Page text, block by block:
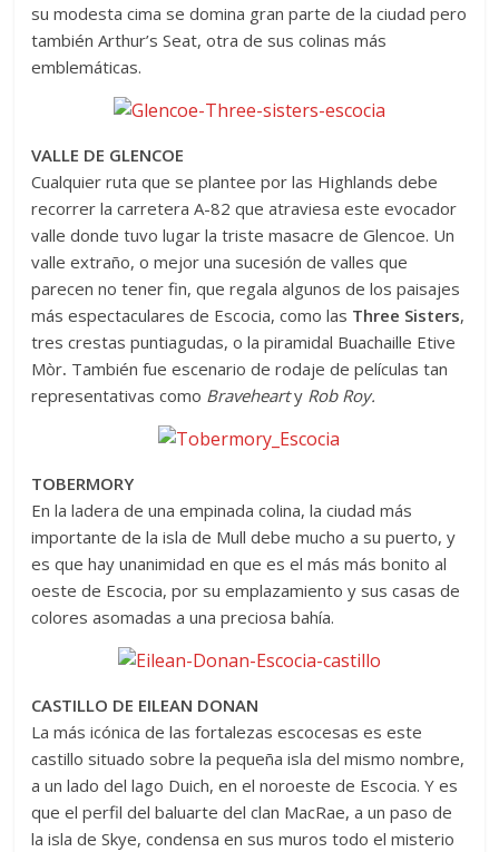
su modesta cima se domina gran parte de la ciudad pero
también Arthur’s Seat, otra de sus colinas más
emblemáticas.
VALLE DE GLENCOE
Cualquier ruta que se plantee por las Highlands debe
recorrer la carretera A-82 que atraviesa este evocador
valle donde tuvo lugar la triste masacre de Glencoe. Un
valle extraño, o mejor una sucesión de valles que
parecen no tener fin, que regala algunos de los paisajes
más espectaculares de Escocia, como las Three Sisters,
tres crestas puntiagudas, o la piramidal Buachaille Etive
Mòr. También fue escenario de rodaje de películas tan
representativas como Braveheart y Rob Roy.
TOBERMORY
En la ladera de una empinada colina, la ciudad más
importante de la isla de Mull debe mucho a su puerto, y
es que hay unanimidad en que es el más más bonito al
oeste de Escocia, por su emplazamiento y sus casas de
colores asomadas a una preciosa bahía.
CASTILLO DE EILEAN DONAN
La más icónica de las fortalezas escocesas es este
castillo situado sobre la pequeña isla del mismo nombre,
a un lado del lago Duich, en el noroeste de Escocia. Y es
que el perfil del baluarte del clan MacRae, a un paso de
la isla de Skye, condensa en sus muros todo el misterio